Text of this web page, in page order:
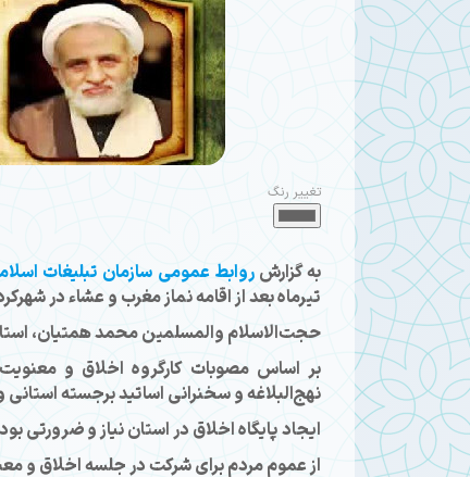
تغییر رنگ
به گزارشروابط عمومی سازمان تبلیغات
تیرماه بعد از اقامه نماز مغرب و عشاء در
حجت‌الاسلام والمسلمین محمد همتیان،
بر اساس مصوبات کارگروه اخلاق و
نهج‌البلاغه و سخنرانی اساتید برجسته
ایجاد پایگاه اخلاق در استان نیاز و
از عموم مردم برای شرکت در جلسه اخلاق و